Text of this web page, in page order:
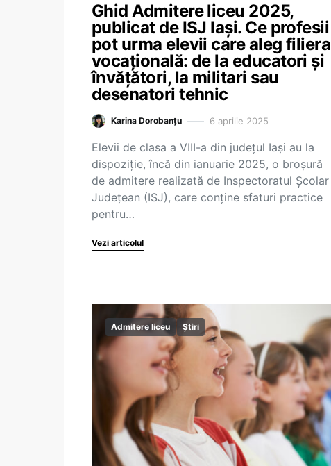
Ghid Admitere liceu 2025,
publicat de ISJ Iași. Ce profesii
pot urma elevii care aleg filiera
vocațională: de la educatori și
învățători, la militari sau
desenatori tehnic
Karina Dorobanțu 6 aprilie 2025
Elevii de clasa a VIII-a din județul Iași au la
dispoziție, încă din ianuarie 2025, o broșură
de admitere realizată de Inspectoratul Școlar
Județean (ISJ), care conține sfaturi practice
pentru…
Vezi articolul
Admitere liceu Știri